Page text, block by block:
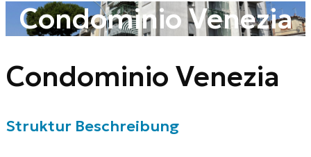
Condominio Venezia
Condominio Venezia
Struktur Beschreibung